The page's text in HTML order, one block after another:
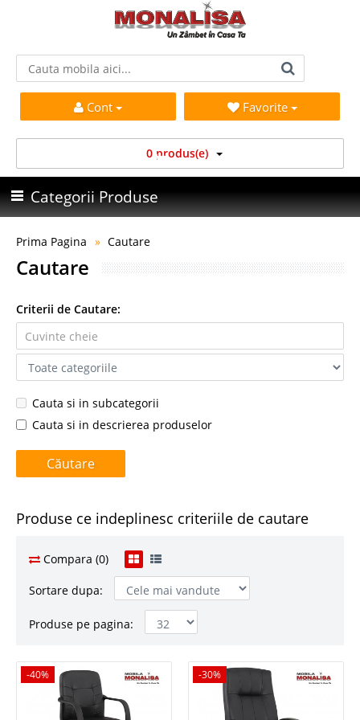
Cont Favorite
0 produs(e)
Categorii Produse
Prima Pagina Cautare
Cautare
Criterii de Cautare:
Cauta si in subcategorii
Cauta si in descrierea produselor
Produse ce indeplinesc criteriile de cautare
Compara (0)
Sortare dupa:
Produse pe pagina:
-40%
-40% -30%